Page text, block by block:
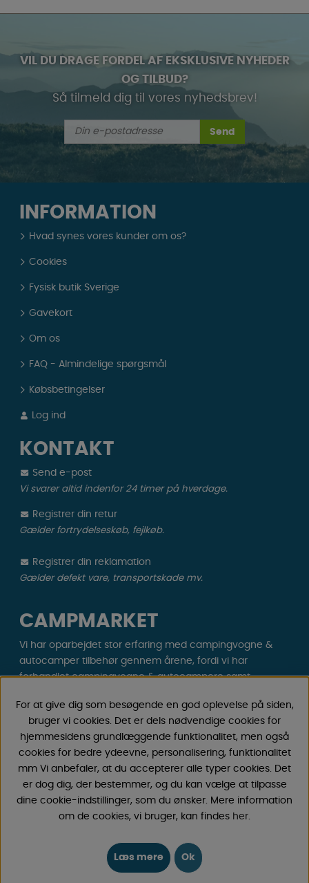
VIL DU DRAGE FORDEL AF EKSKLUSIVE NYHEDER
OG TILBUD?
Så tilmeld dig til vores nyhedsbrev!
Send
INFORMATION
Hvad synes vores kunder om os?
Cookies
Fysisk butik Sverige
Gavekort
Om os
FAQ - Almindelige spørgsmål
Købsbetingelser
Log ind
KONTAKT
Send e-post
Vi svarer altid indenfor 24 timer på hverdage.
Registrer din retur
Gælder fortrydelseskøb, fejlkøb.
Registrer din reklamation
Gælder defekt vare, transportskade mv.
CAMPMARKET
Vi har oparbejdet stor erfaring med campingvogne &
autocamper tilbehør gennem årene, fordi vi har
forhandlet campingvogne & autocampere samt
bredt udvalg af forskellige varer inden for camping &
fritid til gode priser med lave fragtomkostninger . Du vil
helt sikkert finde noget, du godt kan lide blandt vores
30.000 produkter!
Følg os på Facebook og Instagram for inspiration,
nyheder og eksklusive tilbud. Campinglivet begynder
For at give dig som besøgende en god oplevelse på siden,
bruger vi cookies. Det er dels nødvendige cookies for
hjemmesidens grundlæggende funktionalitet, men også
cookies for bedre ydeevne, personalisering, funktionalitet
mm Vi anbefaler, at du accepterer alle typer cookies. Det
er dog dig, der bestemmer, og du kan vælge at tilpasse
dine cookie-indstillinger, som du ønsker. Mere information
om de cookies, vi bruger, kan findes her.
Læs mere Ok